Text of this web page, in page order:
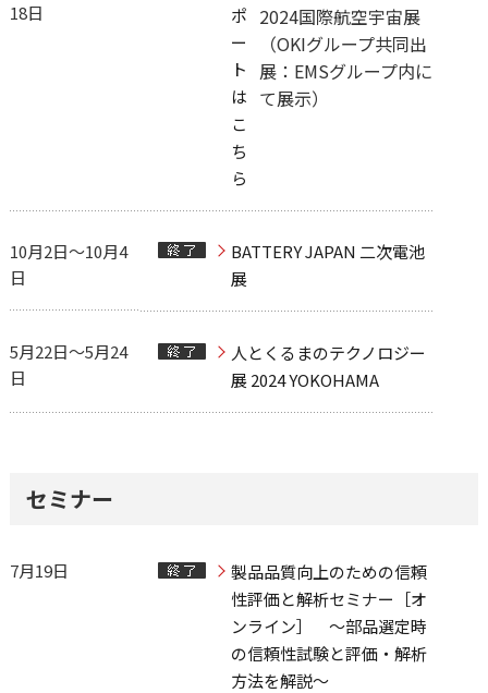
18日
ポ
ー
ト
は
こ
ち
ら
2024国際航空宇宙展
（OKIグループ共同出
展：EMSグループ内に
て展示）
10月2日～10月4
日
BATTERY JAPAN 二次電池
展
5月22日～5月24
日
人とくるまのテクノロジー
展 2024 YOKOHAMA
セミナー
7月19日
製品品質向上のための信頼
性評価と解析セミナー［オ
ンライン］ ～部品選定時
の信頼性試験と評価・解析
方法を解説～